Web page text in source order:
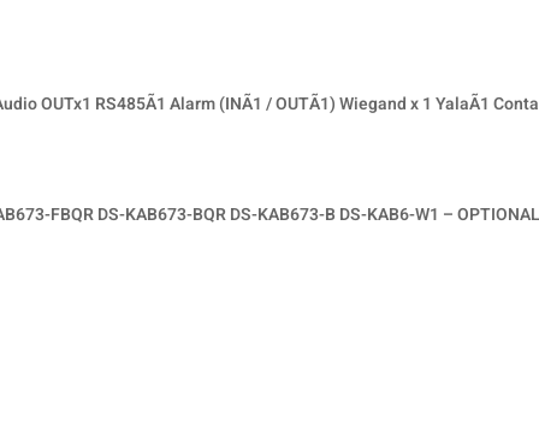
OUTx1 RS485Ã1 Alarm (INÃ1 / OUTÃ1) Wiegand x 1 YalaÃ1
FBQR DS-KAB673-BQR DS-KAB673-B DS-KAB6-W1 – OPTIONAL